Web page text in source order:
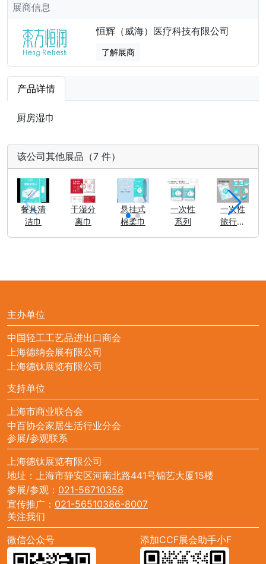
展商信息
恒辉（威海）医疗科技有限公司
了解展商
产品详情
厨房湿巾
该公司其他展品（7 件）
餐具清
洁巾
干湿分
离巾
悬挂式
棉柔巾
一次性
系列
一次性
旅行套
主办单位
中国轻工工艺品进出口商会
上海德纳会展有限公司
上海德钛展览有限公司
支持单位
上海市商业联合会
中百协会家居生活行业分会
参展/参观联系
上海德钛展览有限公司
地址：上海市静安区河南北路441号锦艺大厦15楼
参展/参观： 021-56710358
宣传推广： 021-56510386-8007
关注我们
微信公众号
添加CCF展会助手小F